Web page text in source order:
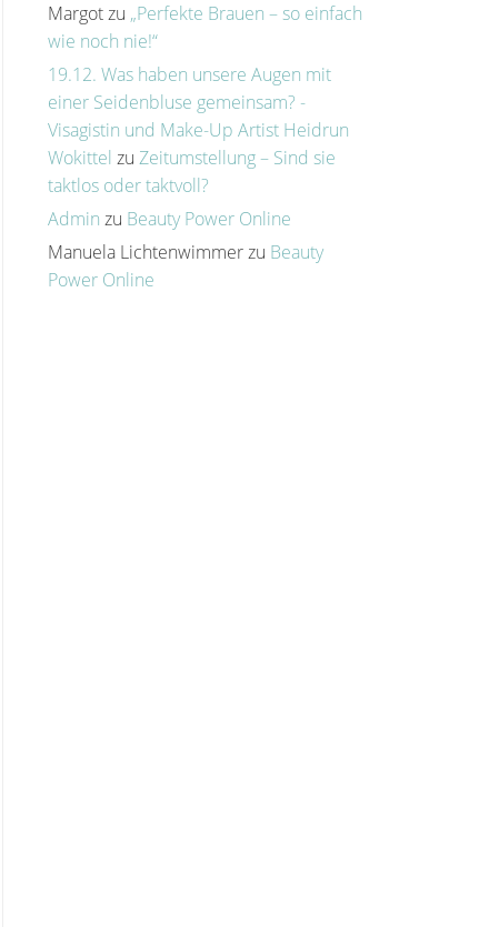
Margotzu „Perfekte Brauen – so einfach
wie noch nie!“
19.12. Was haben unsere Augen mit
einer Seidenbluse gemeinsam? -
Visagistin und Make-Up Artist Heidrun
Wokittel zu Zeitumstellung – Sind sie
taktlos oder taktvoll?
Admin zu Beauty Power Online
Manuela Lichtenwimmerzu Beauty
Power Online